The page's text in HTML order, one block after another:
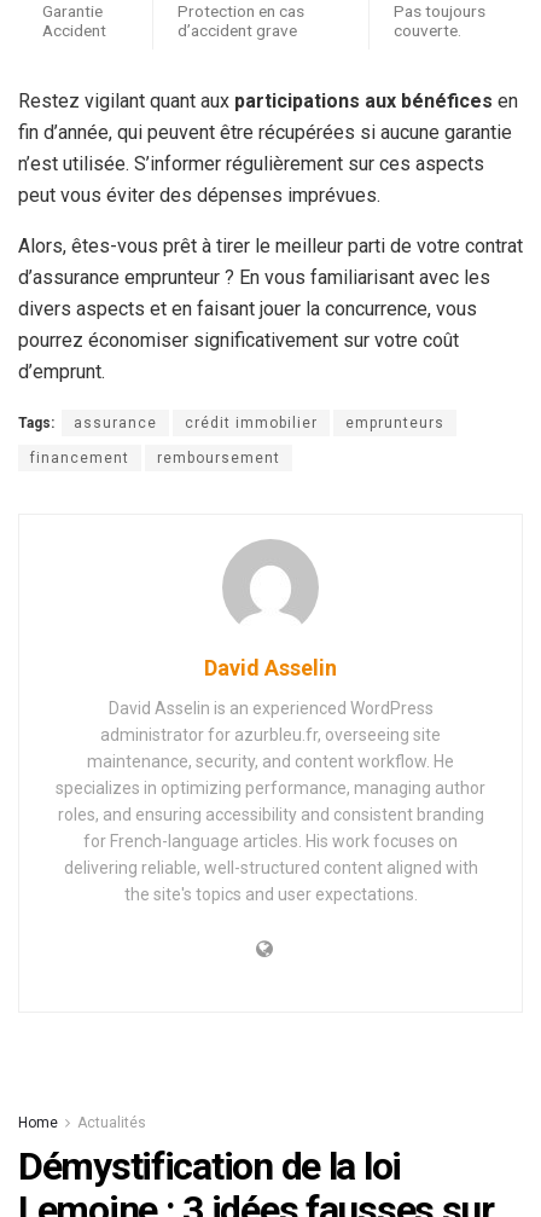
Garantie
Accident
Protection en cas
d’accident grave
Pas toujours
couverte.
Restez vigilant quant aux participations aux bénéfices en
fin d’année, qui peuvent être récupérées si aucune garantie
n’est utilisée. S’informer régulièrement sur ces aspects
peut vous éviter des dépenses imprévues.
Alors, êtes-vous prêt à tirer le meilleur parti de votre contrat
d’assurance emprunteur ? En vous familiarisant avec les
divers aspects et en faisant jouer la concurrence, vous
pourrez économiser significativement sur votre coût
d’emprunt.
Tags: assurance crédit immobilier emprunteurs
financement remboursement
David Asselin
David Asselin is an experienced WordPress
administrator for azurbleu.fr, overseeing site
maintenance, security, and content workflow. He
specializes in optimizing performance, managing author
roles, and ensuring accessibility and consistent branding
for French-language articles. His work focuses on
delivering reliable, well-structured content aligned with
the site's topics and user expectations.
Home Actualités
Démystification de la loi